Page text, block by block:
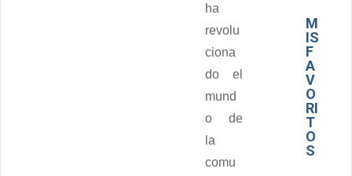
ha
revolu
ciona
do el
mund
o de
la
comu
M
IS
F
A
V
O
RI
T
O
S